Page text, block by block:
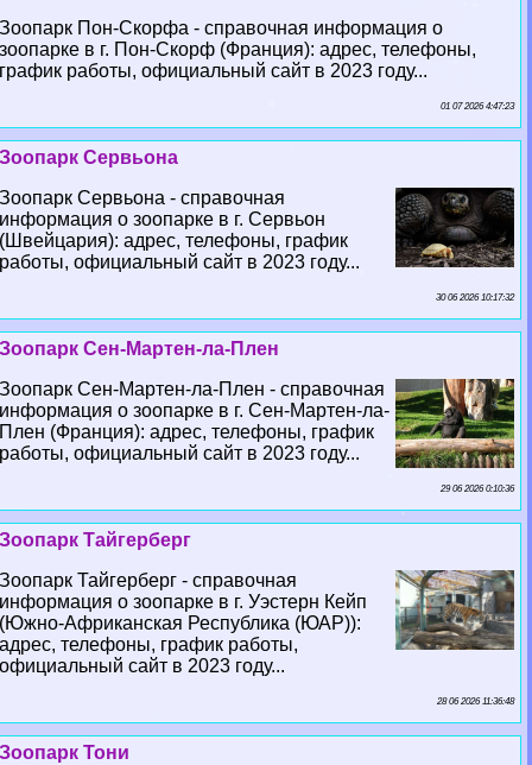
Зоопарк Пон-Скорфа - справочная информация о
зоопарке в г. Пон-Скорф (Франция): адрес, телефоны,
график работы, официальный сайт в 2023 году...
01 07 2026 4:47:23
Зоопарк Сервьона
Зоопарк Сервьона - справочная
информация о зоопарке в г. Сервьон
(Швейцария): адрес, телефоны, график
работы, официальный сайт в 2023 году...
30 06 2026 10:17:32
Зоопарк Сен-Мартен-ла-Плен
Зоопарк Сен-Мартен-ла-Плен - справочная
информация о зоопарке в г. Сен-Мартен-ла-
Плен (Франция): адрес, телефоны, график
работы, официальный сайт в 2023 году...
29 06 2026 0:10:36
Зоопарк Тайгерберг
Зоопарк Тайгерберг - справочная
информация о зоопарке в г. Уэстерн Кейп
(Южно-Африканская Республика (ЮАР)):
адрес, телефоны, график работы,
официальный сайт в 2023 году...
28 06 2026 11:36:48
Зоопарк Тони